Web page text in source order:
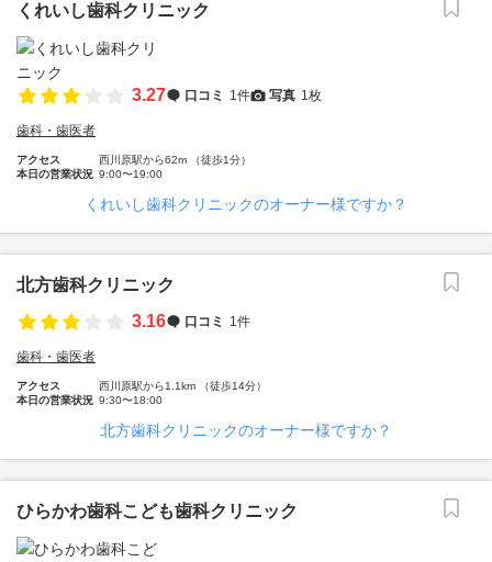
くれいし歯科クリニック
3.27 口コミ 1件 写真 1枚
歯科・歯医者
アクセス
西川原駅から62m （徒歩1分）
本日の営業状況 9:00〜19:00
くれいし歯科クリニックのオーナー様ですか？
北方歯科クリニック
3.16
口コミ 1件
歯科・歯医者
アクセス
西川原駅から1.1km （徒歩14分）
本日の営業状況 9:30〜18:00
北方歯科クリニックのオーナー様ですか？
ひらかわ歯科こども歯科クリニック